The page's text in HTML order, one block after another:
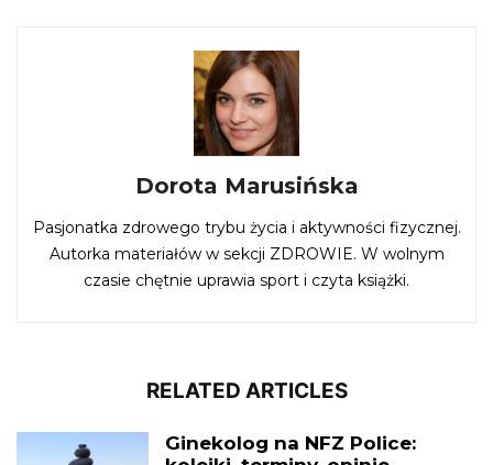
Dorota Marusińska
Pasjonatka zdrowego trybu życia i aktywności fizycznej.
Autorka materiałów w sekcji ZDROWIE. W wolnym
czasie chętnie uprawia sport i czyta książki.
RELATED ARTICLES
Ginekolog na NFZ Police: